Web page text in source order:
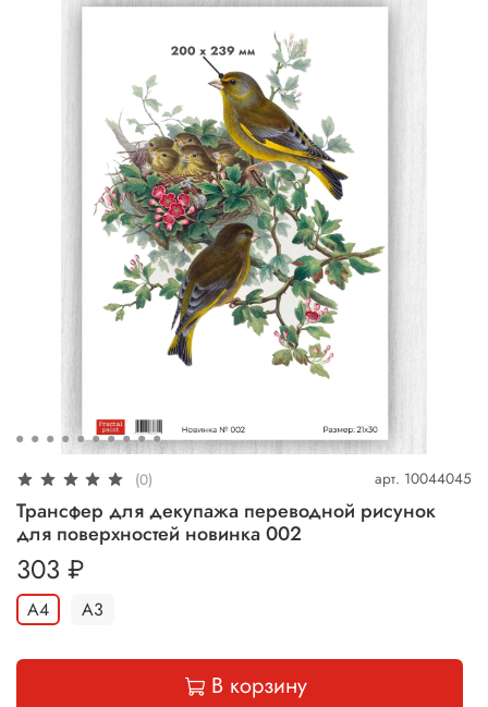
(0) арт. 10044045
Трансфер для декупажа переводной рисунок
для поверхностей новинка 002
303 ₽
A4 A3
В корзину